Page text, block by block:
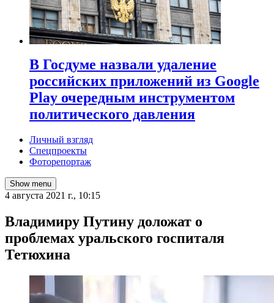
В Госдуме назвали удаление
российских приложений из Google
Play очередным инструментом
политического давления
Личный взгляд
Спецпроекты
Фоторепортаж
Show menu
4 августа 2021 г., 10:15
​Владимиру Путину доложат о
проблемах уральского госпиталя
Тетюхина